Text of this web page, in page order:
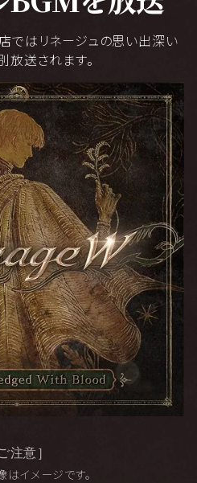
ではリネージュの思い出深い
放送されます。
注意］
はイメージです。